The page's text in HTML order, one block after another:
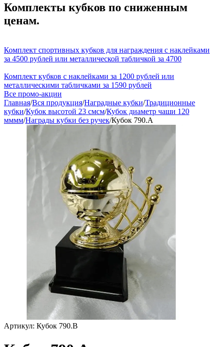
Комплекты кубков по сниженным
ценам.
Комплект спортивных кубков для награждения с наклейками
за 4500 рублей или металлической табличкой за 4700
Комплект кубков с наклейками за 1200 рублей или
металлическими табличками за 1590 рублей
Все промо-акции
Главная/Вся продукция/Наградные кубки/Традиционные
кубки/Кубок высотой 23 смсм/Кубок диаметр чаши 120
мммм/Награды кубки без ручек/Кубок 790.A
Артикул: Кубок 790.B